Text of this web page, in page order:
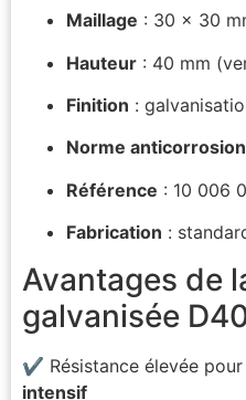
Maillage : 30 × 30
Hauteur : 40 mm
Finition :
Norme anticorrosion
Référence : 10 006
Fabrication :
Avantages de
galvanisée
✔ Résistance élevée pour
intensif